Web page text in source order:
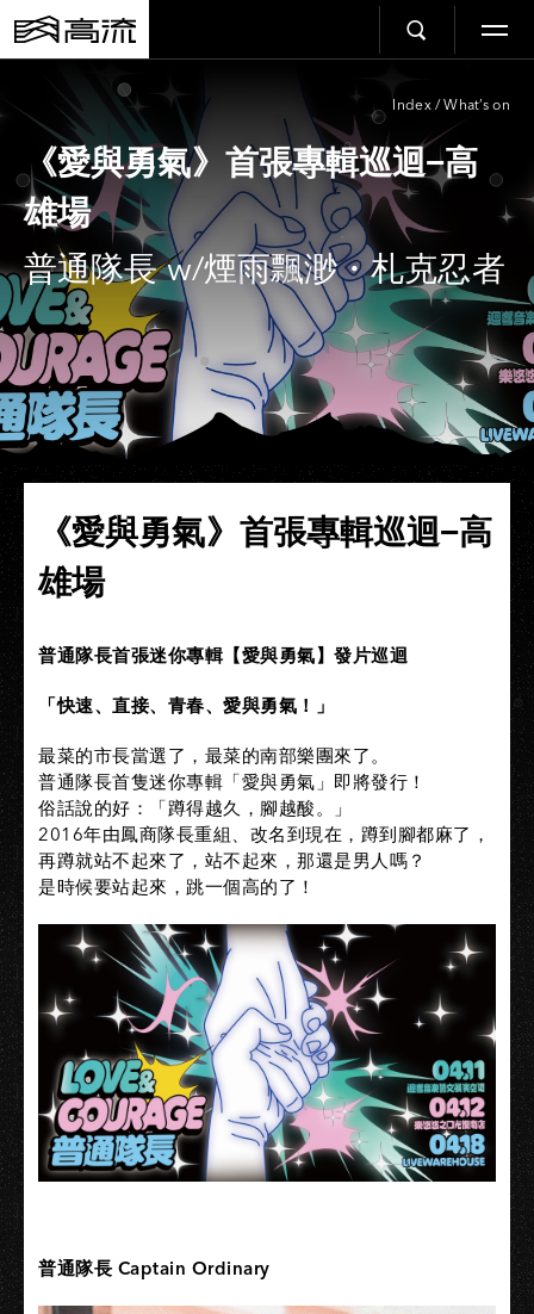
Index / What’s on
《愛與勇氣》首張專輯巡迴−高
雄場
普通隊長 w/煙雨飄渺・札克忍者
《愛與勇氣》首張專輯巡迴−高
雄場
普通隊長首張迷你專輯【愛與勇氣】發片巡迴
「快速、直接、青春、愛與勇氣！」
最菜的市長當選了，最菜的南部樂團來了。
普通隊長首隻迷你專輯「愛與勇氣」即將發行！
俗話說的好：「蹲得越久，腳越酸。」
2016年由鳳商隊長重組、改名到現在，蹲到腳都麻了，
再蹲就站不起來了，站不起來，那還是男人嗎？
是時候要站起來，跳一個高的了！
普通隊長 Captain Ordinary